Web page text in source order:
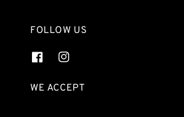
FOLLOW US
WE ACCEPT